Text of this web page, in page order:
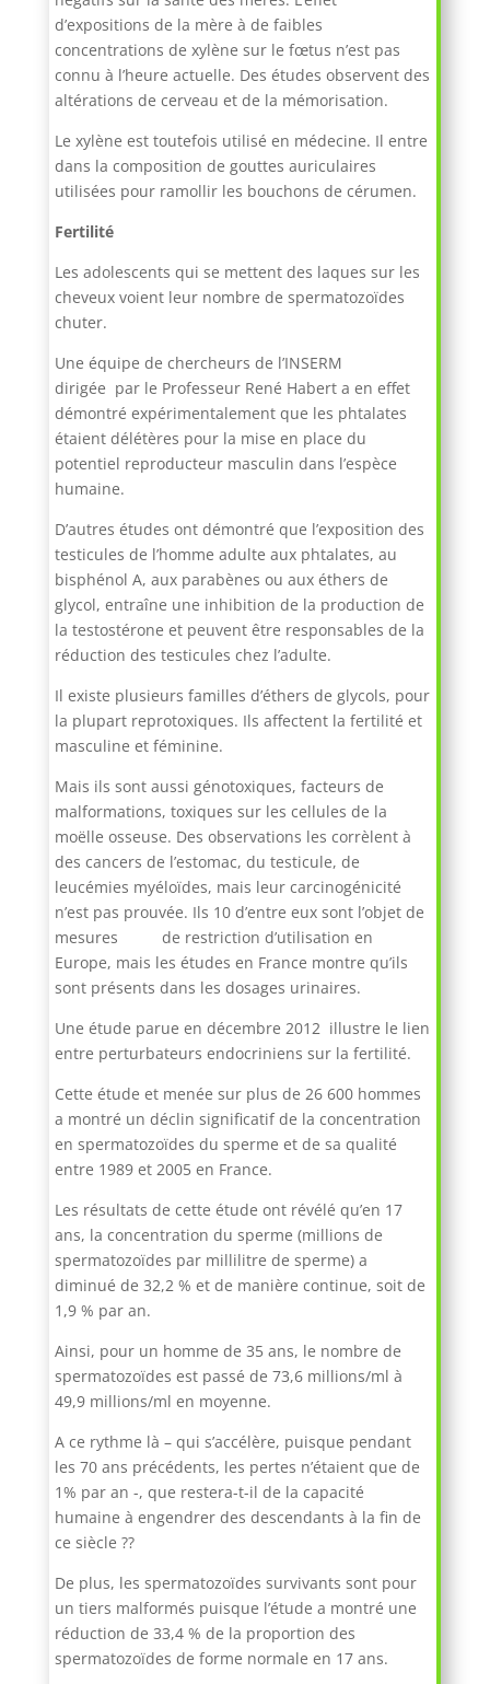
d’expositions de la mère à de faibles
concentrations de xylène sur le fœtus n’est pas
connu à l’heure actuelle. Des études observent des
altérations de cerveau et de la mémorisation.
Le xylène est toutefois utilisé en médecine. Il entre
dans la composition de gouttes auriculaires
utilisées pour ramollir les bouchons de cérumen.
Fertilité
Les adolescents qui se mettent des laques sur les
cheveux voient leur nombre de spermatozoïdes
chuter.
Une équipe de chercheurs de l’INSERM
dirigée par le Professeur René Habert a en effet
démontré expérimentalement que les phtalates
étaient délétères pour la mise en place du
potentiel reproducteur masculin dans l’espèce
humaine.
D’autres études ont démontré que l’exposition des
testicules de l’homme adulte aux phtalates, au
bisphénol A, aux parabènes ou aux éthers de
glycol, entraîne une inhibition de la production de
la testostérone et peuvent être responsables de la
réduction des testicules chez l’adulte.
Il existe plusieurs familles d’éthers de glycols, pour
la plupart reprotoxiques. Ils affectent la fertilité et
masculine et féminine.
Mais ils sont aussi génotoxiques, facteurs de
malformations, toxiques sur les cellules de la
moëlle osseuse. Des observations les corrèlent à
des cancers de l’estomac, du testicule, de
leucémies myéloïdes, mais leur carcinogénicité
n’est pas prouvée. Ils 10 d’entre eux sont l’objet de
mesures de restriction d’utilisation en
Europe, mais les études en France montre qu’ils
sont présents dans les dosages urinaires.
Une étude parue en décembre 2012 illustre le lien
entre perturbateurs endocriniens sur la fertilité.
Cette étude et menée sur plus de 26 600 hommes
a montré un déclin significatif de la concentration
en spermatozoïdes du sperme et de sa qualité
entre 1989 et 2005 en France.
Les résultats de cette étude ont révélé qu’en 17
ans, la concentration du sperme (millions de
spermatozoïdes par millilitre de sperme) a
diminué de 32,2 % et de manière continue, soit de
1,9 % par an.
Ainsi, pour un homme de 35 ans, le nombre de
spermatozoïdes est passé de 73,6 millions/ml à
49,9 millions/ml en moyenne.
A ce rythme là – qui s’accélère, puisque pendant
les 70 ans précédents, les pertes n’étaient que de
1% par an -, que restera-t-il de la capacité
humaine à engendrer des descendants à la fin de
ce siècle ??
De plus, les spermatozoïdes survivants sont pour
un tiers malformés puisque l’étude a montré une
réduction de 33,4 % de la proportion des
spermatozoïdes de forme normale en 17 ans.